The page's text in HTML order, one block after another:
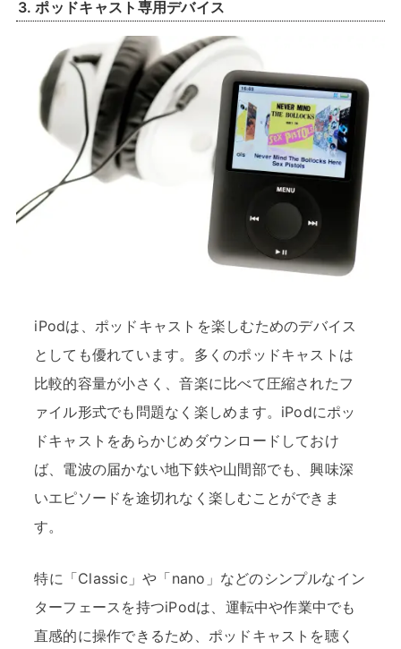
3.ポッドキャスト専用デバイス
iPodは、ポッドキャストを楽しむためのデバイス
としても優れています。多くのポッドキャストは
比較的容量が小さく、音楽に比べて圧縮されたフ
ァイル形式でも問題なく楽しめます。iPodにポッ
ドキャストをあらかじめダウンロードしておけ
ば、電波の届かない地下鉄や山間部でも、興味深
いエピソードを途切れなく楽しむことができま
す。
特に「Classic」や「nano」などのシンプルなイン
ターフェースを持つiPodは、運転中や作業中でも
直感的に操作できるため、ポッドキャストを聴く